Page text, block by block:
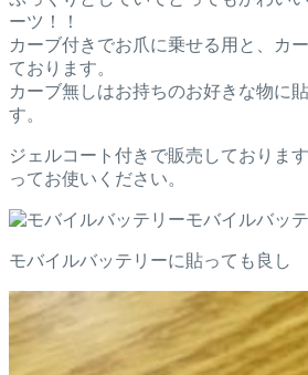
ーツ！！
カーブ付きでお爪に乗せる用と、カ
ております。
カーブ無しはお持ちのお好きな物に
す。
ジェルコート付きで販売しておりま
ってお使いください。
モバイルバッ
モバイルバッテリーに貼っても良し